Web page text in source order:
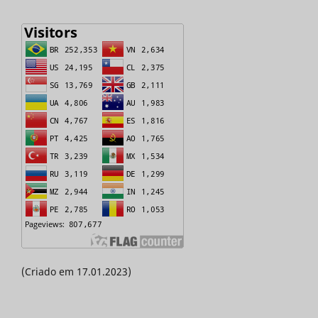
(Criado em 17.01.2023)